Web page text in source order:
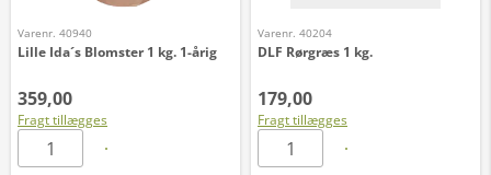
Varenr. 40940
Lille Ida´s Blomster 1 kg. 1-årig
359,00
Fragt tillægges
Varenr. 40204
DLF Rørgræs 1 kg.
179,00
Fragt tillægges